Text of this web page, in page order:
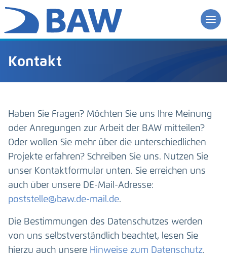
Kontakt
Haben Sie Fragen? Möchten Sie uns Ihre Meinung
oder Anregungen zur Arbeit der BAW mitteilen?
Oder wollen Sie mehr über die unterschiedlichen
Projekte erfahren? Schreiben Sie uns. Nutzen Sie
unser Kontaktformular unten. Sie erreichen uns
auch über unsere DE-Mail-Adresse:
poststelle@baw.de-mail.de.
Die Bestimmungen des Datenschutzes werden
von uns selbstverständlich beachtet, lesen Sie
hierzu auch unsere Hinweise zum Datenschutz.